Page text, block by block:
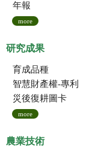
年報
more
研究成果
育成品種
智慧財產權-專利
災後復耕圖卡
more
農業技術